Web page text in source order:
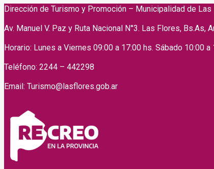
Dirección de Turismo y Promoción – Municipalidad de Las
Av. Manuel V. Paz y Ruta Nacional N°3. Las Flores, Bs.As,
Horario: Lunes a Viernes 09:00 a 17:00 hs. Sábado 10:00 a
Teléfono: 2244 – 442298
Email: Turismo@lasflores.gob.ar